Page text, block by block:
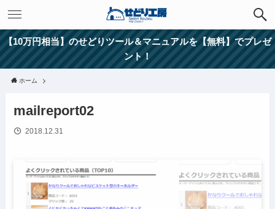
【10万円相当】のせどりツール＆マニュアルを【無料】でプレゼ
ント！
ホーム
mailreport02
2018.12.31